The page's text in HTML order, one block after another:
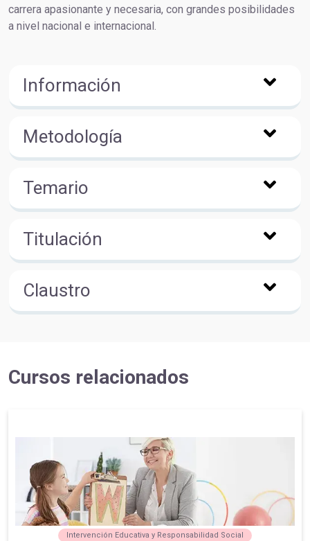
carrera apasionante y necesaria, con grandes posibilidades
a nivel nacional e internacional.
Información
Metodología
Temario
Titulación
Claustro
Cursos relacionados
Intervención Educativa y Responsabilidad Social